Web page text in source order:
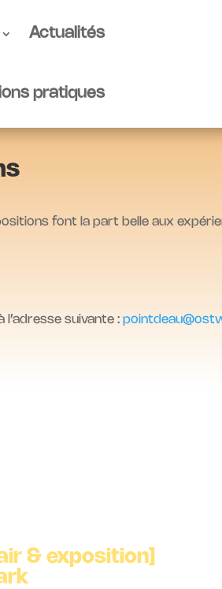
Actualités
pratiques
font la part belle aux
l’adresse suivante :
jeu vidéo] Start To